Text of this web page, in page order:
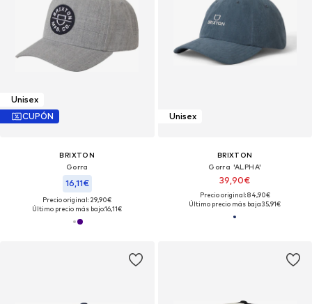
Unisex
CUPÓN
BRIXTON
Gorra
16,11€
Precio original: 29,90€
Último precio más bajo:16,11€
Unisex
BRIXTON
Gorra 'ALPHA'
39,90€
Precio original: 84,90€
Último precio más bajo:35,91€